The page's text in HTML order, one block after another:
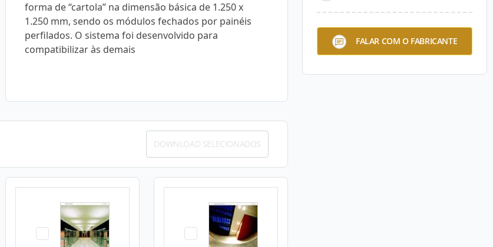
forma de “cartola” na dimensão básica de 1.250 x
1.250 mm, sendo os módulos fechados por painéis
perfilados. O sistema foi desenvolvido para
compatibilizar às demais
FALAR COM O FABRICANTE
DOWNLOAD SELECIONADOS